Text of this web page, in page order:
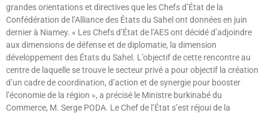
grandes orientations et directives que les Chefs d’État de la
Confédération de l’Alliance des États du Sahel ont données en juin
dernier à Niamey. « Les Chefs d’État de l’AES ont décidé d’adjoindre
aux dimensions de défense et de diplomatie, la dimension
développement des États du Sahel. L’objectif de cette rencontre au
centre de laquelle se trouve le secteur privé a pour objectif la création
d’un cadre de coordination, d’action et de synergie pour booster
l’économie de la région », a précisé le Ministre burkinabé du
Commerce, M. Serge PODA. Le Chef de l’État s’est réjoui de la